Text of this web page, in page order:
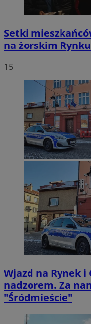
Setki
na żorskim Rynku
15
Wjazd na Rynek i
nadzorem. Za
"Śródmieście"